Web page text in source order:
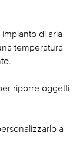
di aria
temperatura
riporre oggetti
a